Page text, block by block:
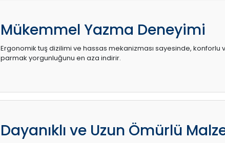
Mükemmel Yazma Deneyimi
Ergonomik tuş dizilimi ve hassas mekanizması sayesinde, konforlu
parmak yorgunluğunu en aza indirir.
Dayanıklı ve Uzun Ömürlü